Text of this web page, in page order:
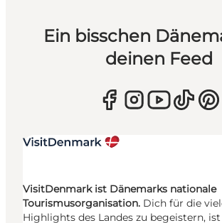
Ein bisschen
deinen Feed
VisitDenmark ist Dänemarks nationale
Tourismusorganisation. Dich für die
Highlights des Landes zu begeistern, ist